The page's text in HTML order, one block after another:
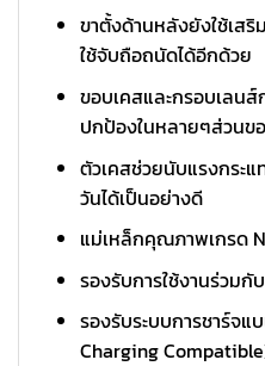
ขาตั้งด้านหลังยังใช้เส
ใช้จับถือถนัดได้อีกด้วย
ขอบเคสและกรอบเลน
ปกป้องในหลายๆส่วนข
ตัวเคสช่วยนับแรงกระ
วันได้เป็นอย่างดี
แม่เหล็กคุณภาพเกรด
รองรับการใช้งานร่วม
รองรับระบบการชาร์จแ
Charging